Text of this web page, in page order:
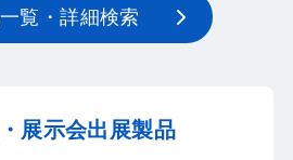
覧・詳細検索
展示会出展製品